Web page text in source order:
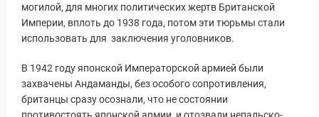
могилой, для многих политических жертв Британской
Империи, вплоть до 1938 года, потом эти тюрьмы стали
использовать для заключения уголовников.
В 1942 году японской Императорской армией были
захвачены Андаманды, без особого сопротивления,
британцы сразу осознали, что не состоянии